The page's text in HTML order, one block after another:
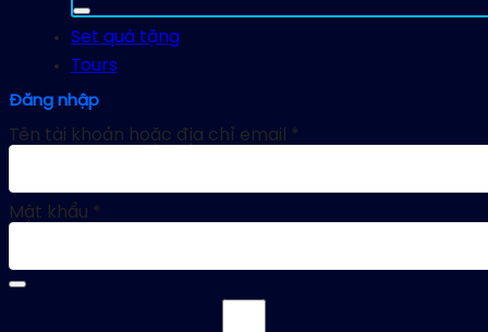
Set quà tặng
Tours
Đăng nhập
Tên tài khoản hoặc địa chỉ email *
Mật khẩu *